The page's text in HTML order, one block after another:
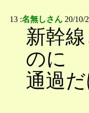
13 :名無しさん 20/10/
新幹
のに
通過